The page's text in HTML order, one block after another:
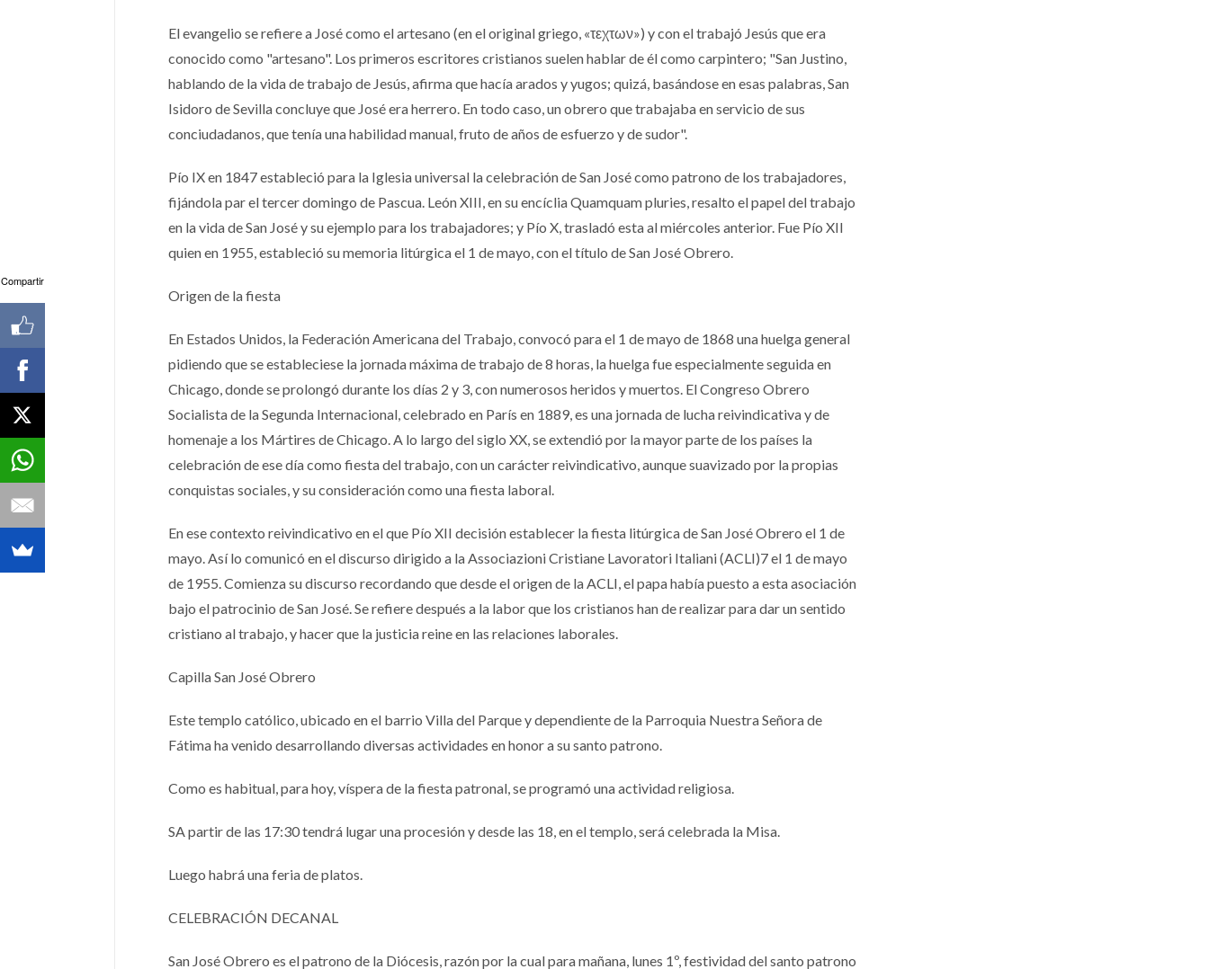
El evangelio se refiere a José como el artesano (en el original griego, «τεχτων»)​ y con el trabajó Jesús que era
conocido como "artesano".​ Los primeros escritores cristianos suelen hablar de él como carpintero; "San Justino,
hablando de la vida de trabajo de Jesús, afirma que hacía arados y yugos; quizá, basándose en esas palabras, San
Isidoro de Sevilla concluye que José era herrero. En todo caso, un obrero que trabajaba en servicio de sus
conciudadanos, que tenía una habilidad manual, fruto de años de esfuerzo y de sudor".​
Pío IX en 1847 estableció para la Iglesia universal la celebración de San José como patrono de los trabajadores,
fijándola par el tercer domingo de Pascua. León XIII, en su encíclia Quamquam pluries, resalto el papel del trabajo
en la vida de San José y su ejemplo para los trabajadores; y Pío X, trasladó esta al miércoles anterior. Fue Pío XII
quien en 1955, estableció su memoria litúrgica el 1 de mayo, con el título de San José Obrero.
Origen de la fiesta
En Estados Unidos, la Federación Americana del Trabajo, convocó para el 1 de mayo de 1868 una huelga general
pidiendo que se estableciese la jornada máxima de trabajo de 8 horas, la huelga fue especialmente seguida en
Chicago, donde se prolongó durante los días 2 y 3, con numerosos heridos y muertos.​ El Congreso Obrero
Socialista de la Segunda Internacional, celebrado en París en 1889, es una jornada de lucha reivindicativa y de
homenaje a los Mártires de Chicago. A lo largo del siglo XX, se extendió por la mayor parte de los países la
celebración de ese día como fiesta del trabajo, con un carácter reivindicativo, aunque suavizado por la propias
conquistas sociales, y su consideración como una fiesta laboral.
En ese contexto reivindicativo en el que Pío XII decisión establecer la fiesta litúrgica de San José Obrero el 1 de
mayo. Así lo comunicó en el discurso dirigido a la Associazioni Cristiane Lavoratori Italiani (ACLI)7​ el 1 de mayo
de 1955. Comienza su discurso recordando que desde el origen de la ACLI, el papa había puesto a esta asociación
bajo el patrocinio de San José. Se refiere después a la labor que los cristianos han de realizar para dar un sentido
cristiano al trabajo, y hacer que la justicia reine en las relaciones laborales.
Capilla San José Obrero
Este templo católico, ubicado en el barrio Villa del Parque y dependiente de la Parroquia Nuestra Señora de
Fátima ha venido desarrollando diversas actividades en honor a su santo patrono.
Como es habitual, para hoy, víspera de la fiesta patronal, se programó una actividad religiosa.
SA partir de las 17:30 tendrá lugar una procesión y desde las 18, en el templo, será celebrada la Misa.
Luego habrá una feria de platos.
CELEBRACIÓN DECANAL
San José Obrero es el patrono de la Diócesis, razón por la cual para mañana, lunes 1º, festividad del santo patrono
Compartir